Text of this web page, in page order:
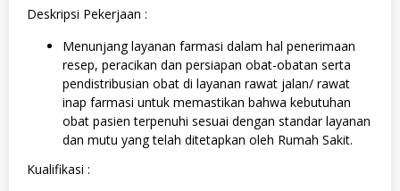
Deskripsi Pekerjaan :
Menunjang layanan farmasi dalam hal penerimaan
resep, peracikan dan persiapan obat-obatan serta
pendistribusian obat di layanan rawat jalan/ rawat
inap farmasi untuk memastikan bahwa kebutuhan
obat pasien terpenuhi sesuai dengan standar layanan
dan mutu yang telah ditetapkan oleh Rumah Sakit.
Kualifikasi :